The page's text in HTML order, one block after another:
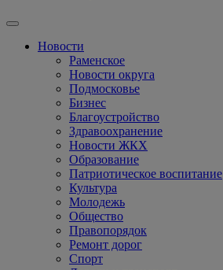
Новости
Раменское
Новости округа
Подмосковье
Бизнес
Благоустройство
Здравоохранение
Новости ЖКХ
Образование
Патриотическое воспитание
Культура
Молодежь
Общество
Правопорядок
Ремонт дорог
Спорт